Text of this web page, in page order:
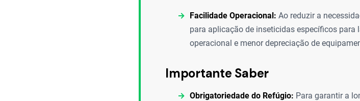
Facilidade Operacional: Ao reduzir a
para aplicação de inseticidas específicos
operacional e menor depreciação de
Importante Saber
Obrigatoriedade do Refúgio: Para garantir a